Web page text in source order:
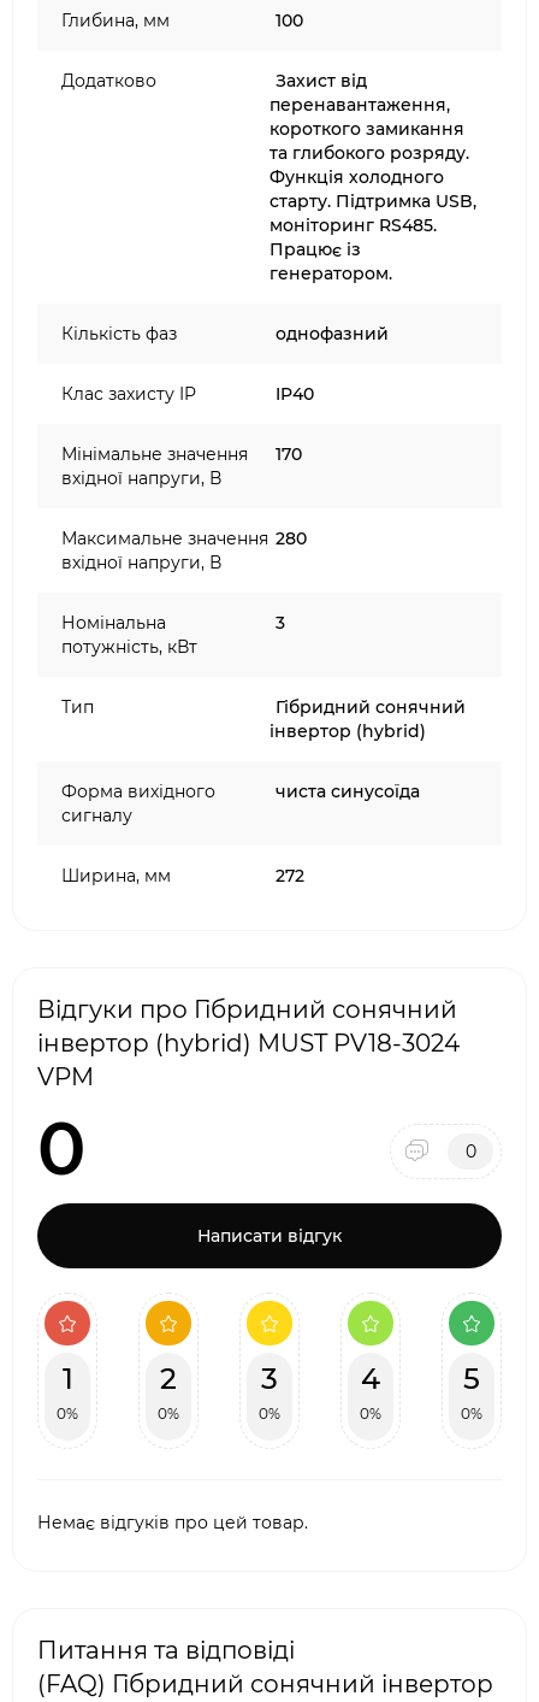
Глибина, мм 100
Додатково
Захист від
перенавантаження,
короткого замикання
та глибокого розряду.
Функція холодного
старту. Підтримка USB,
моніторинг RS485.
Працює із
генератором.
Кількість фаз однофазний
Клас захисту IP IP40
Мінімальне значення
вхідної напруги, В
170
Максимальне значення
вхідної напруги, В
280
Номінальна
потужність, кВт
3
Тип
Гібридний сонячний
інвертор (hybrid)
Форма вихідного
сигналу
чиста синусоїда
Ширина, мм 272
Відгуки про Гібридний сонячний
інвертор (hybrid) MUST PV18-3024
VPM
0 0
Написати відгук
1
0%
2
0%
3
0%
4
0%
5
0%
Немає відгуків про цей товар.
Питання та відповіді
(FAQ) Гібридний сонячний інвертор